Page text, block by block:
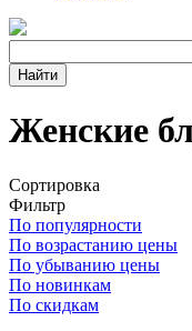
Женские
Сортировка
Фильтр
По популярности
По возрастанию цены
По убыванию цены
По новинкам
По скидкам